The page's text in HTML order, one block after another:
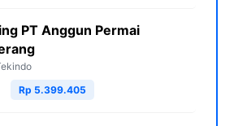
PT Anggun Permai
Rp 5.399.405